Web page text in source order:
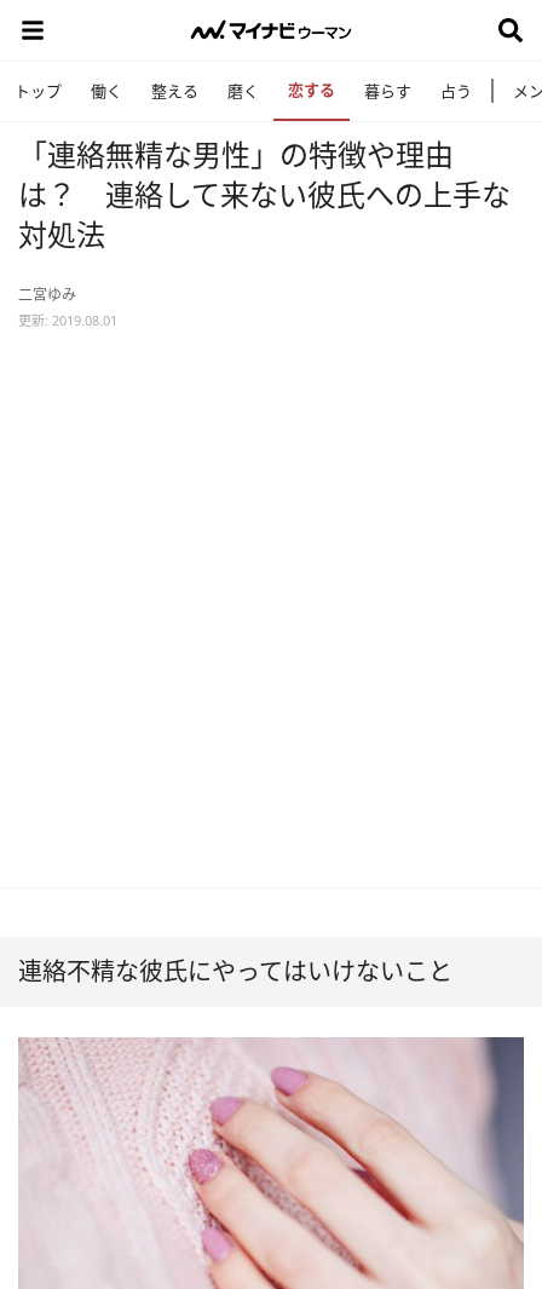
トップ 働く 整える 磨く 恋する 暮らす 占う メ
「連絡無精な男性」の特徴や理由
は？ 連絡して来ない彼氏への上手な
対処法
二宮ゆみ
更新: 2019.08.01
連絡不精な彼氏にやってはいけないこと